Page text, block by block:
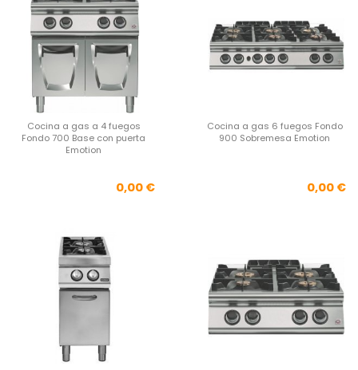
Cocina a gas a 4 fuegos
Fondo 700 Base con puerta
Emotion
Precio
0,00 €
Cocina a gas 6 fuegos Fondo
900 Sobremesa Emotion
0,00 €